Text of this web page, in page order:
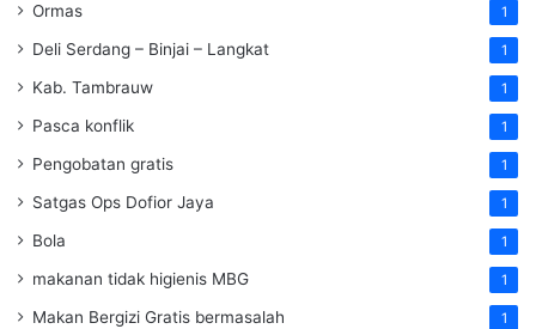
Ormas 1
Deli Serdang – Binjai – Langkat 1
Kab. Tambrauw 1
Pasca konflik 1
Pengobatan gratis 1
Satgas Ops Dofior Jaya 1
Bola 1
makanan tidak higienis MBG 1
Makan Bergizi Gratis bermasalah 1